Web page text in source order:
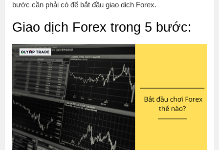
bước cần phải có để bắt đầu giao dịch Forex.
Giao dịch Forex trong 5 bước: